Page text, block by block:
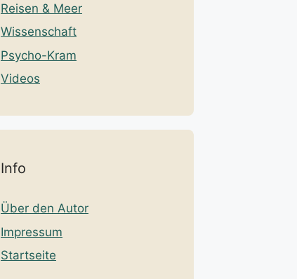
Reisen & Meer
Wissenschaft
Psycho-Kram
Videos
Info
Über den Autor
Impressum
Startseite